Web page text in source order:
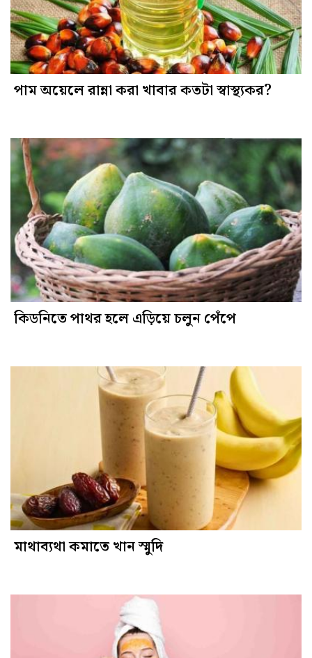
পাম অয়েলে রান্না করা খাবার কতটা স্বাস্থ্যকর?
কিডনিতে পাথর হলে এড়িয়ে চলুন পেঁপে
মাথাব্যথা কমাতে খান স্মুদি